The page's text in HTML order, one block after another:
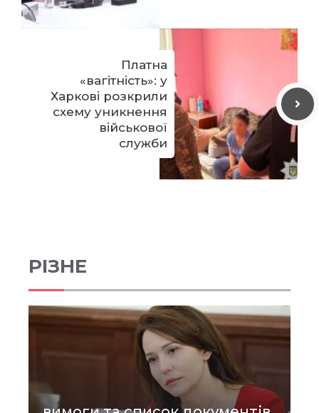
Платна
«вагітність»: у
Харкові розкрили
схему уникнення
військової
служби
РІЗНЕ